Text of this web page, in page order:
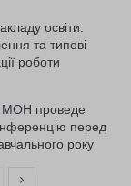
освіти:
та типові
роботи
МОН проведе
перед
року
Наступна